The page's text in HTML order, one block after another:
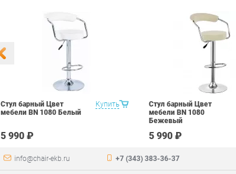
Купить
Стул барный Цвет
мебели BN 1080 Белый
5 990 ₽
Стул барный Цвет
мебели BN 1080
Бежевый
5 990 ₽
info@chair-ekb.ru +7 (343) 383-36-37